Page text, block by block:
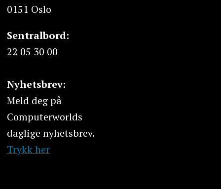
0151 Oslo
Sentralbord:
22 05 30 00
Nyhetsbrev:
Meld deg på
Computerworlds
daglige nyhetsbrev.
Trykk her